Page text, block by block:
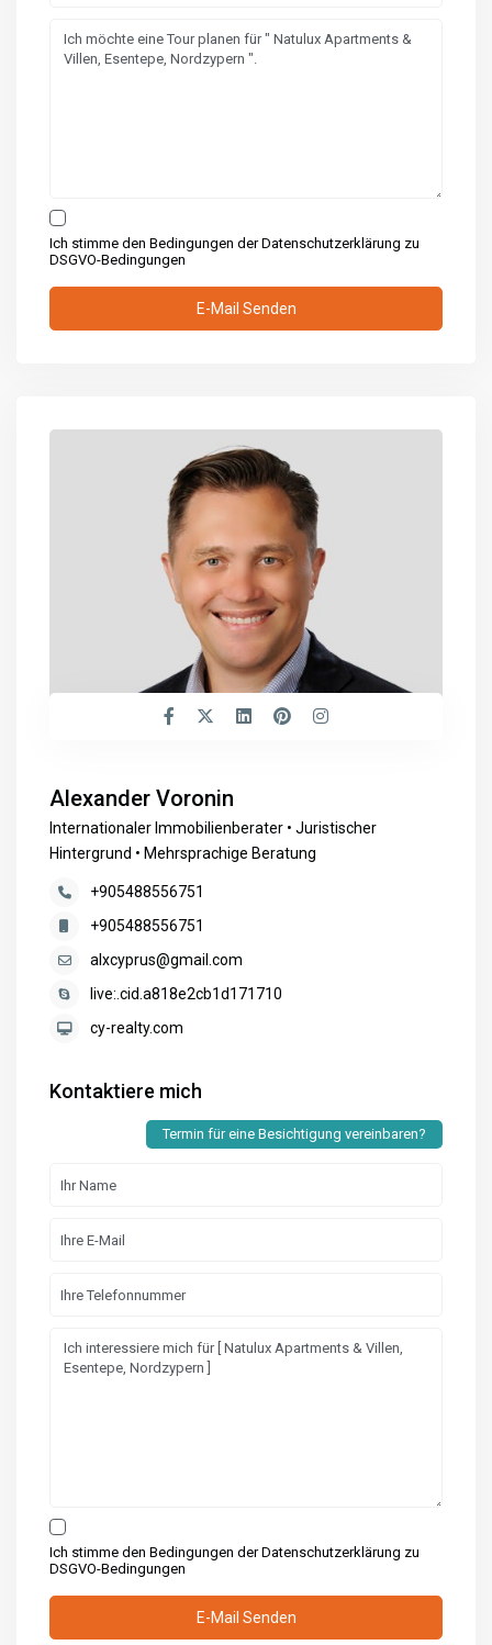
Ich stimme den Bedingungen der Datenschutzerklärung zu
DSGVO-Bedingungen
Alexander Voronin
Internationaler Immobilienberater • Juristischer
Hintergrund • Mehrsprachige Beratung
+905488556751
+905488556751
alxcyprus@gmail.com
live:.cid.a818e2cb1d171710
cy-realty.com
Kontaktiere mich
Termin für eine Besichtigung vereinbaren?
Ich stimme den Bedingungen der Datenschutzerklärung zu
DSGVO-Bedingungen